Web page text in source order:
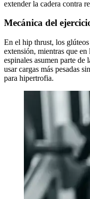
extender la cadera contra
Mecánica del
En el hip thrust, los
extensión, mientras que
espinales asumen parte
usar cargas más pesadas
para hipertrofia.